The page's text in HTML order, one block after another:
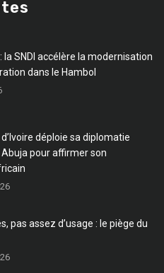
la SNDI accélère la modernisation
dans le Hambol
déploie sa diplomatie
pour affirmer son
pas assez d’usage : le piège du